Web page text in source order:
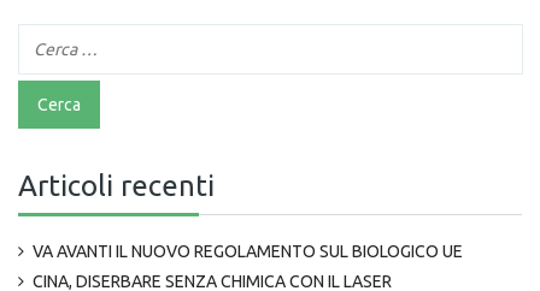
Articoli recenti
VA AVANTI IL NUOVO REGOLAMENTO SUL BIOLOGICO UE
CINA, DISERBARE SENZA CHIMICA CON IL LASER